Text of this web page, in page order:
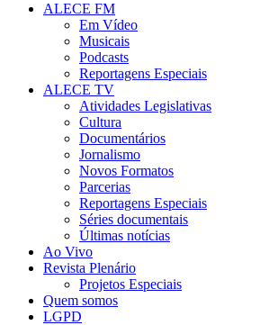
ALECE FM
Em Vídeo
Musicais
Podcasts
Reportagens Especiais
ALECE TV
Atividades Legislativas
Cultura
Documentários
Jornalismo
Novos Formatos
Parcerias
Reportagens Especiais
Séries documentais
Últimas notícias
Ao Vivo
Revista Plenário
Projetos Especiais
Quem somos
LGPD